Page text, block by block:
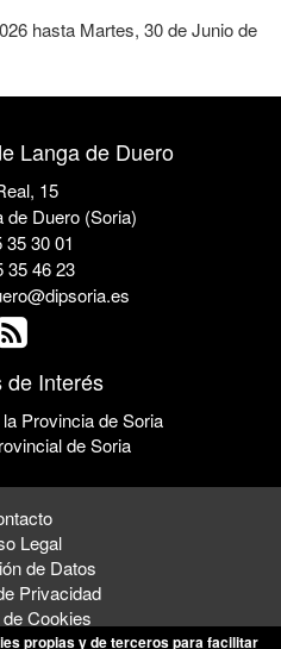
hasta Martes, 30 de Junio de
Langa de Duero
15
de Duero (Soria)
35 30 01
35 46 23
de Interés
Provincia de Soria
de Soria
Legal
de Datos
Privacidad
Cookies
propias y de terceros para facilitar